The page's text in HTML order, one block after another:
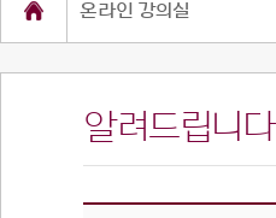
온라인 강의실
알려드립니다